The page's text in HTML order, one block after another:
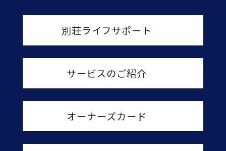
別荘ライフサポート
サービスのご紹介
オーナーズカード